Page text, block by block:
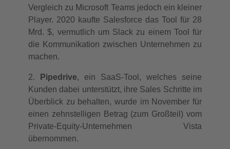
Vergleich zu Microsoft Teams jedoch ein kleiner
Player. 2020 kaufte Salesforce das Tool für 28
Mrd. $, vermutlich um Slack zu einem Tool für
die Kommunikation zwischen Unternehmen zu
machen.
2. Pipedrive, ein SaaS-Tool, welches seine
Kunden dabei unterstützt, ihre Sales Schritte im
Überblick zu behalten, wurde im November für
einen zehnstelligen Betrag (zum Großteil) vom
Private-Equity-Unternehmen Vista
übernommen.